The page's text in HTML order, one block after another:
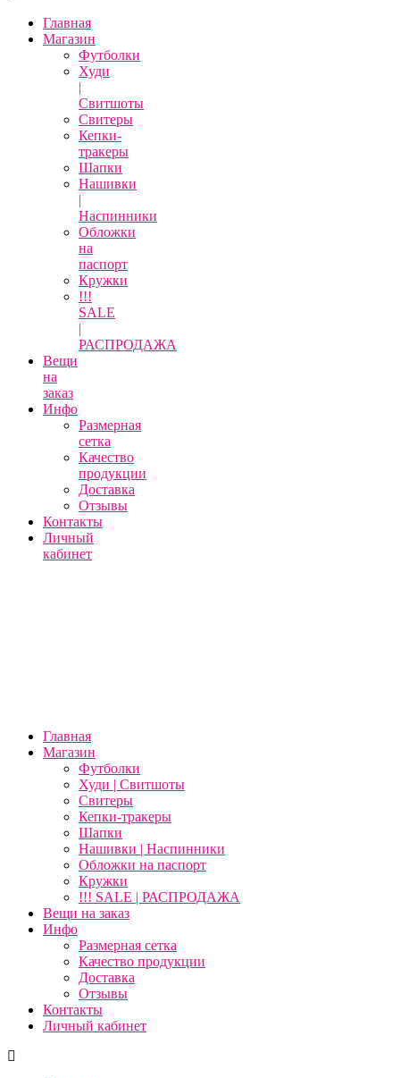
Главная
Магазин
Футболки
Худи
|
Свитшоты
Свитеры
Кепки-
тракеры
Шапки
Нашивки
|
Наспинники
Обложки
на
паспорт
Кружки
!!!
SALE
|
РАСПРОДАЖА
Вещи
на
заказ
Инфо
Размерная
сетка
Качество
продукции
Доставка
Отзывы
Контакты
Личный
кабинет
Главная
Магазин
Футболки
Худи | Свитшоты
Свитеры
Кепки-тракеры
Шапки
Нашивки | Наспинники
Обложки на паспорт
Кружки
!!! SALE | РАСПРОДАЖА
Вещи на заказ
Инфо
Размерная сетка
Качество продукции
Доставка
Отзывы
Контакты
Личный кабинет